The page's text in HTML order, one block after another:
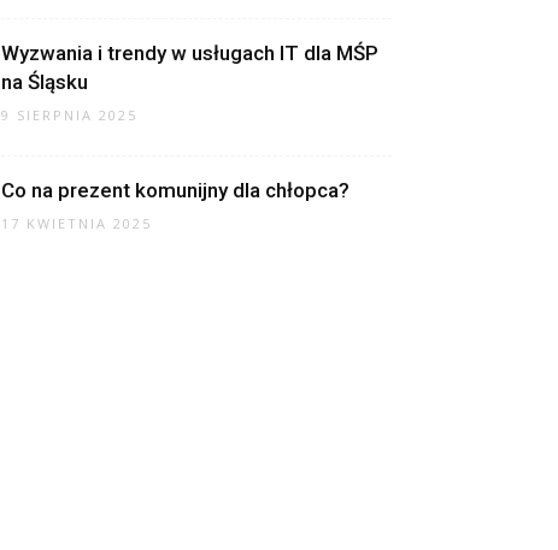
Wyzwania i trendy w usługach IT dla MŚP
na Śląsku
9 SIERPNIA 2025
Co na prezent komunijny dla chłopca?
17 KWIETNIA 2025